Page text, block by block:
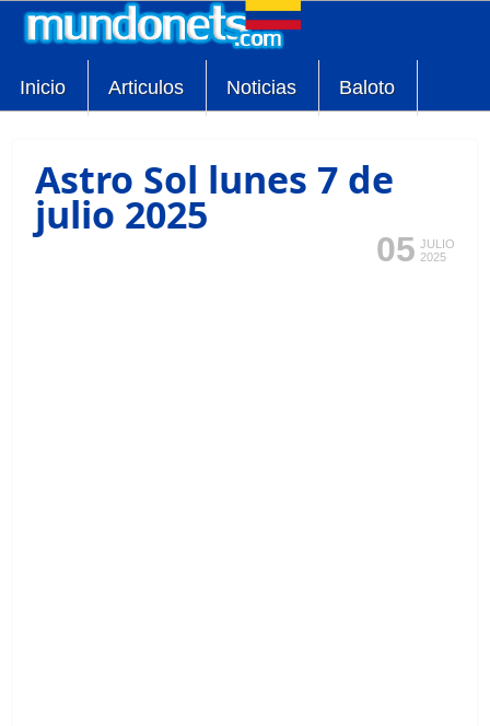
Inicio Articulos Noticias Baloto
Astro Sol lunes 7 de
julio 2025
05 JULIO
2025